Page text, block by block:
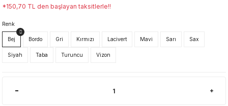
*150,70 TL den başlayan taksitlerle!!
Renk
Bej Bordo Gri Kırmızı Lacivert Mavi Sarı Sax
Siyah Taba Turuncu Vizon